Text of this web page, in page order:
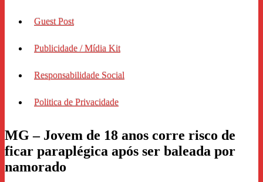
Guest Post
Publicidade / Mídia Kit
Responsabilidade Social
Politica de Privacidade
MG – Jovem de 18 anos corre risco de
ficar paraplégica após ser baleada por
namorado